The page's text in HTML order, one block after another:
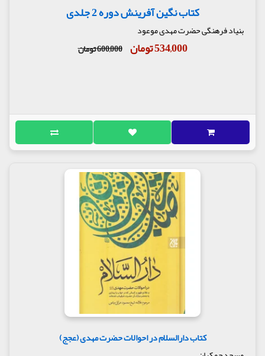
کتاب نگین آفرینش دوره 2 جلدی
بنیاد فرهنگی حضرت مهدی موعود
534,000 تومان 600,000 تومان
کتاب دارالسلام در احوالات حضرت مهدی (عجج)